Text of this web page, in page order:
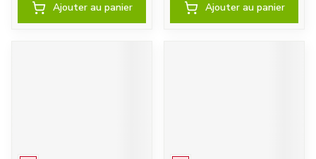
Ajouter au panier Ajouter au panier